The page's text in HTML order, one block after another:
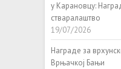
у Карановцу:
стваралаштво
19/07/2026
Награде за
Врњачкој Бањи